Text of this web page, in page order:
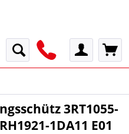
3RT1055-
1DA11 E01